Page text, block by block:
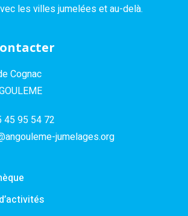
les villes jumelées et au-delà.
Cognac
45 95 54 72
jumelages.org